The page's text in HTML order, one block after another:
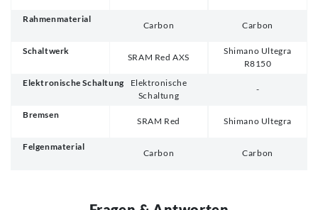
Rahmenmaterial
Carbon Carbon
Schaltwerk
SRAM Red AXS
Shimano Ultegra
R8150
Elektronische Schaltung
Elektronische
Schaltung
-
Bremsen
SRAM Red Shimano Ultegra
Felgenmaterial
Carbon Carbon